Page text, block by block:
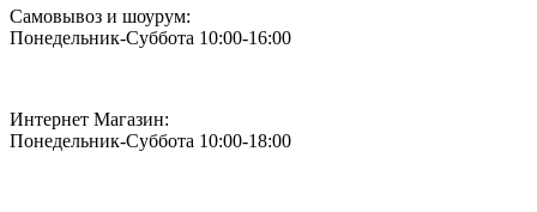
Самовывоз и шоурум:
Понедельник-Суббота 10:00-16:00
Интернет Магазин:
Понедельник-Суббота 10:00-18:00